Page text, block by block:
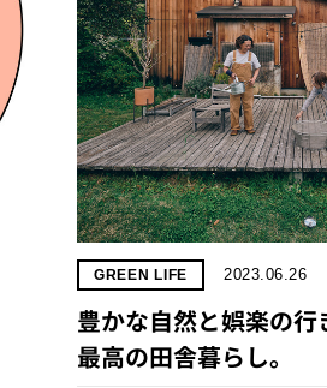
GREEN LIFE 2023.06.26
豊かな自然と娯楽の行
最高の田舎暮らし。